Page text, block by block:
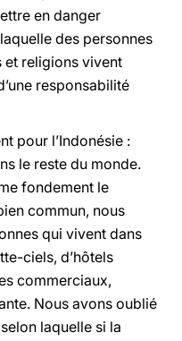
en danger
des personnes
et religions vivent
responsabilité
pour l’Indonésie :
le reste du monde.
fondement le
commun, nous
qui vivent dans
ciels, d’hôtels
commerciaux,
Nous avons oublié
laquelle si la